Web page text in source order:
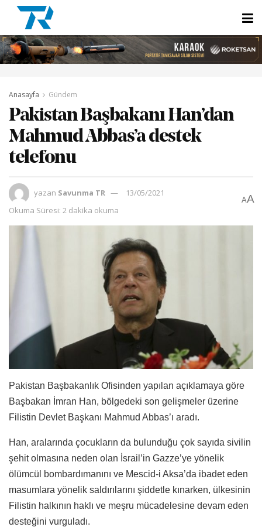
Anasayfa Gündem
Pakistan Başbakanı Han’dan
Mahmud Abbas’a destek
telefonu
yazan Savunma TR
13/05/2021
Okuma Süresi: 2 dakika okuma
AA
Pakistan Başbakanlık Ofisinden yapılan açıklamaya göre
Başbakan İmran Han, bölgedeki son gelişmeler üzerine
Filistin Devlet Başkanı Mahmud Abbas’ı aradı.
Han, aralarında çocukların da bulunduğu çok sayıda sivilin
şehit olmasına neden olan İsrail’in Gazze’ye yönelik
ölümcül bombardımanını ve Mescid-i Aksa’da ibadet eden
masumlara yönelik saldırılarını şiddetle kınarken, ülkesinin
Filistin halkının haklı ve meşru mücadelesine devam eden
desteğini vurguladı.